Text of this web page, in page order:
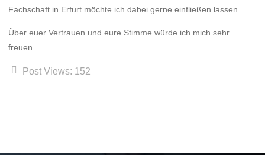
Fachschaft in Erfurt möchte ich dabei gerne einfließen lassen.
Über euer Vertrauen und eure Stimme würde ich mich sehr
freuen.
Post Views: 152